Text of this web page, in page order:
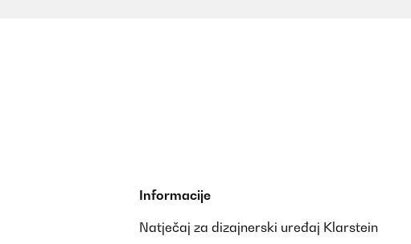
Prevedi
Informacije
Natječaj za dizajnerski uređaj Klarstein